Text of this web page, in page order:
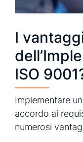
I
ISO
Implementare
accordo ai
numerosi